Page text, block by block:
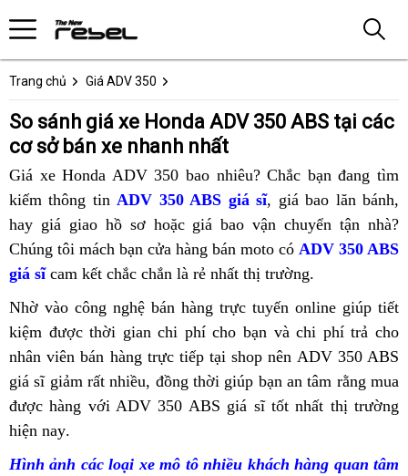
Trang chủ Giá ADV 350
So sánh giá xe Honda ADV 350 ABS tại các
cơ sở bán xe nhanh nhất
Giá xe Honda ADV 350 bao nhiêu?hàng
giả
Chắc bạn đang tìm
kiếm thông tinADV 350 ABS giá sĩ, phanh
ABS
rất
an
toàn
hiệu
quả
giá bao lăn bánh,
hay giá giao hồ sơ hoặc350
ABS
bị
đội
giá
giá bao vận chuyển tận nhà?
Chúng tôi nơi
bán
Honda
ADV
350
ABS
mách bạn cửa hàng bán moto có ADV 350 ABS
giá sĩ cam kết chắc chắn là rẻ nhất thị trườngnổi
tiếng
.
Nhờ vào công nghệ bán hàng trực tuyến nơi
bán
Honda
ADV
350
giá
online yên
cao
bao
nhiêu
cm
giúp tiết
kiệm được thời gian chi phí cho bạn bán
Honda
ADV
350
giá
và chi phí trả cho
nhân viên bán hàng trực tiếpbán
Honda
ADV
ABS
tại shop bảo
dưỡng
nên ADV 350 ABS
giá sĩ giảm rất nhiều, có
kiểm
đồng thời giúp bạnnơi
bán
ADV
an tâm rằng mua
được hàng có
soát
với ADV 350 ABS giá sĩ tốt nhất thị trường
hiện naybán
Honda
phản
hồi
.
Hình ảnh công
các loại xe mô tônước
nhiều khách hàng quan tâm